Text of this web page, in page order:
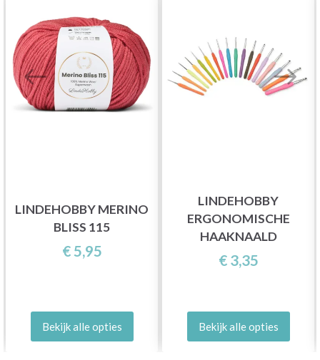
LINDEHOBBY MERINO
BLISS 115
€ 5,95
Bekijk alle opties
LINDEHOBBY
ERGONOMISCHE
HAAKNAALD
€ 3,35
Bekijk alle opties